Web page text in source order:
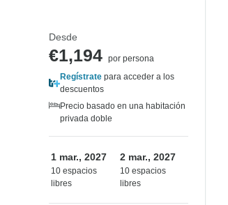
Desde
€1,194 por persona
Regístrate para acceder a los
descuentos
Precio basado en una habitación
privada doble
1 mar., 2027
10 espacios
libres
2 mar., 2027
10 espacios
libres